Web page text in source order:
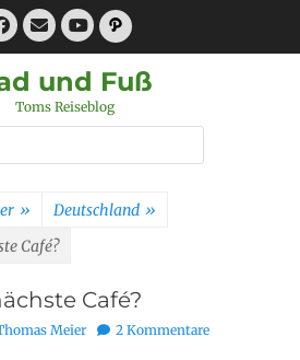
Facebook
E-
MailYouTube
Pfad
und Fuß
Toms Reiseblog
» Deutschland »
Café?
Café?
Meier 2 Kommentare